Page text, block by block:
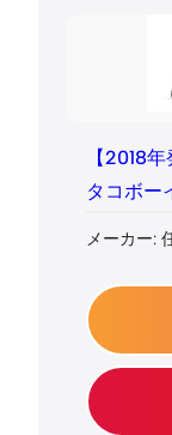
【2018
タコボー
メーカー: